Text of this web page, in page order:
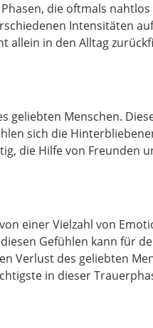
die oftmals
Intensitäten
allein in den Alltag
Menschen.
sich die
die Hilfe von Freunden
einer Vielzahl von
Gefühlen kann für
Verlust des geliebten
in dieser